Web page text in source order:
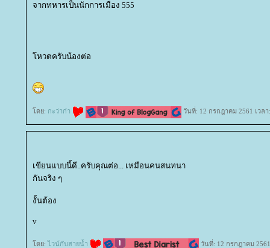
จากทหารเป็นนักการเมือง 555
หวตครับน้องต่อ
ดย: กะว่าก๋า วันที่: 12 กรกฎาคม 2561 เวล
เขียนแบบนี้ดี..ครับคุณต่อ... เหมือนคนสนทนา
กันจริง ๆ
งั้นต้อง
v
ดย:ไวน์กับสายน้ำ วันที่: 12 กรกฎาคม